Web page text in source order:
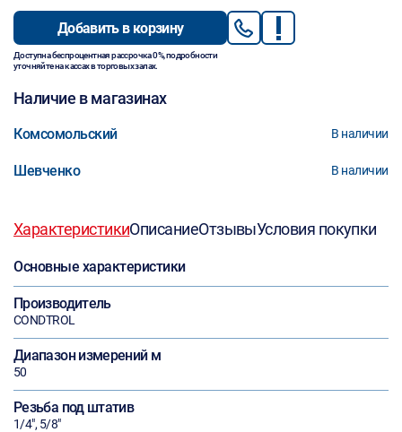
Добавить в корзину
Доступна беспроцентная рассрочка 0%, подробности
уточняйте на кассах в торговых залах.
Наличие в магазинах
Комсомольский В наличии
Шевченко В наличии
ХарактеристикиОписаниеОтзывыУсловия покупки
Основные характеристики
Производитель
CONDTROL
Диапазон измерений м
50
Резьба под штатив
1/4", 5/8"